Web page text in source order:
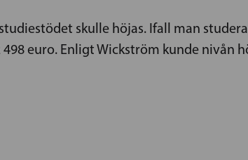
skulle höjas. Ifall man
euro. Enligt Wickström kunde nivån